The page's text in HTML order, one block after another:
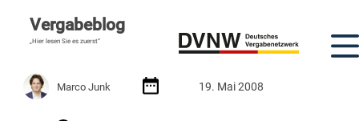
Vergabeblog
„Hier lesen Sie es zuerst“
Marco Junk 19. Mai 2008